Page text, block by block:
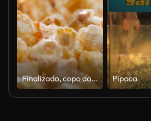
Finalizado, copo doce cozido close-up. Pipoca